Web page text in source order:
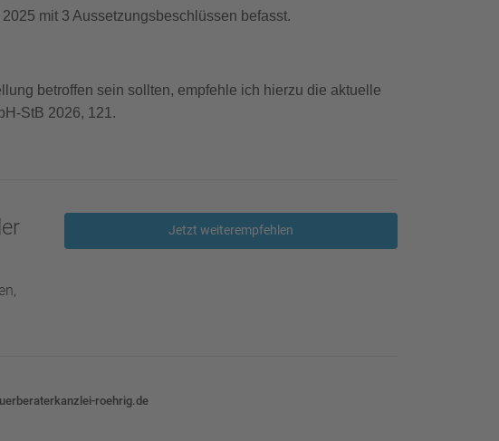
mit 3 Aussetzungsbeschlüssen befasst.
betroffen sein sollten, empfehle ich hierzu die aktuelle
StB 2026, 121.
Jetzt weiterempfehlen
roehrig.de